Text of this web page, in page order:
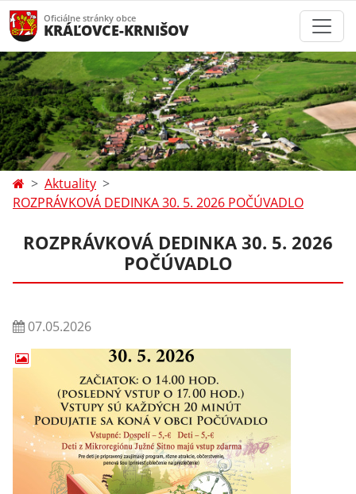
Oficiálne stránky obce
KRÁĽOVCE-KRNIŠOV
Aktuality
ROZPRÁVKOVÁ DEDINKA 30. 5. 2026 POČÚVADLO
ROZPRÁVKOVÁ DEDINKA 30. 5. 2026
POČÚVADLO
07.05.2026